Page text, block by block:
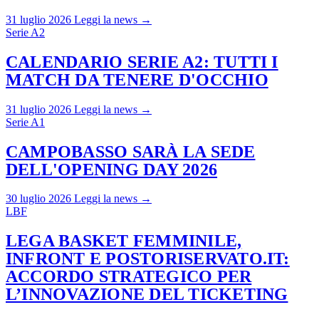
31 luglio 2026 Leggi la news →
Serie A2
CALENDARIO SERIE A2: TUTTI I
MATCH DA TENERE D'OCCHIO
31 luglio 2026 Leggi la news →
Serie A1
CAMPOBASSO SARÀ LA SEDE
DELL'OPENING DAY 2026
30 luglio 2026 Leggi la news →
LBF
LEGA BASKET FEMMINILE,
INFRONT E POSTORISERVATO.IT:
ACCORDO STRATEGICO PER
L’INNOVAZIONE DEL TICKETING